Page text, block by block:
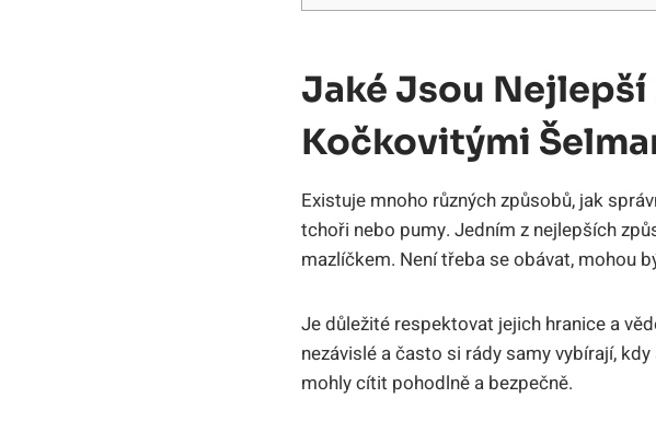
Jaké Jsou
Kočkovitými
Existuje mnoho různých způsobů, jak
tchoři nebo pumy. Jedním z nejlepších
mazlíčkem. Není třeba se obávat, mohou
Je důležité respektovat jejich hranice a
nezávislé a často si rády samy vybírají,
mohly cítit pohodlně a bezpečně.